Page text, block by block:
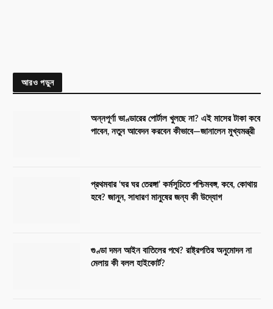
আরও পড়ুন
অন্নপূর্ণা ভাণ্ডারের পোর্টাল খুলছে না? এই মাসের টাকা কবে
পাবেন, নতুন আবেদন করবেন কীভাবে—জানালেন মুখ্যমন্ত্রী
প্রথমবার ‘ঘর ঘর তেরঙ্গা’ কর্মসূচিতে পশ্চিমবঙ্গ, কবে, কোথায়
হবে? জানুন, সাধারণ মানুষের জন্য কী উদ্যোগ
গুণ্ডা দমন আইন বাতিলের পথে? রাষ্ট্রপতির অনুমোদন না
মেলায় কী বলল হাইকোর্ট?